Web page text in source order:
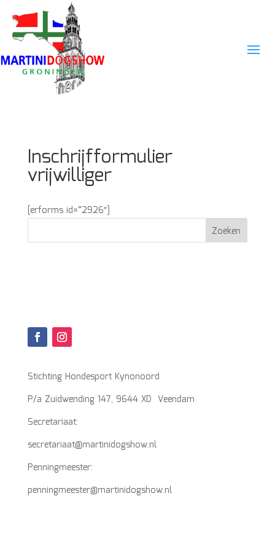
Inschrijfformulier
vrijwilliger
[erforms id=”2926″]
Zoeken
Stichting Hondesport Kynonoord
P/a Zuidwending 147, 9644 XD Veendam
Secretariaat:
secretariaat@martinidogshow.nl
Penningmeester:
penningmeester@martinidogshow.nl